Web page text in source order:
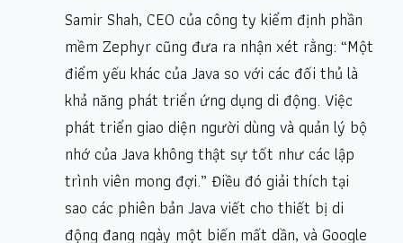
Samir Shah, CEO của công ty kiểm định phần
mềm Zephyr cũng đưa ra nhận xét rằng: “Một
điểm yếu khác của Java so với các đối thủ là
khả năng phát triển ứng dụng di động. Việc
phát triển giao diện người dùng và quản lý bộ
nhớ của Java không thật sự tốt như các lập
trình viên mong đợi.” Điều đó giải thích tại
sao các phiên bản Java viết cho thiết bị di
động đang ngày một biến mất dần, và Google